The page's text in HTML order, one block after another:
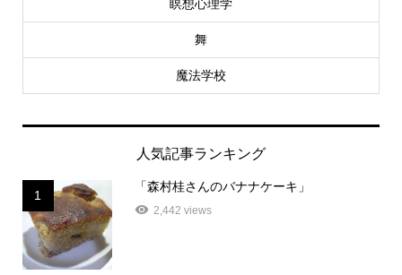
瞑想心理学
舞
魔法学校
人気記事ランキング
1
「森村桂さんのバナナケーキ」
2,442 views